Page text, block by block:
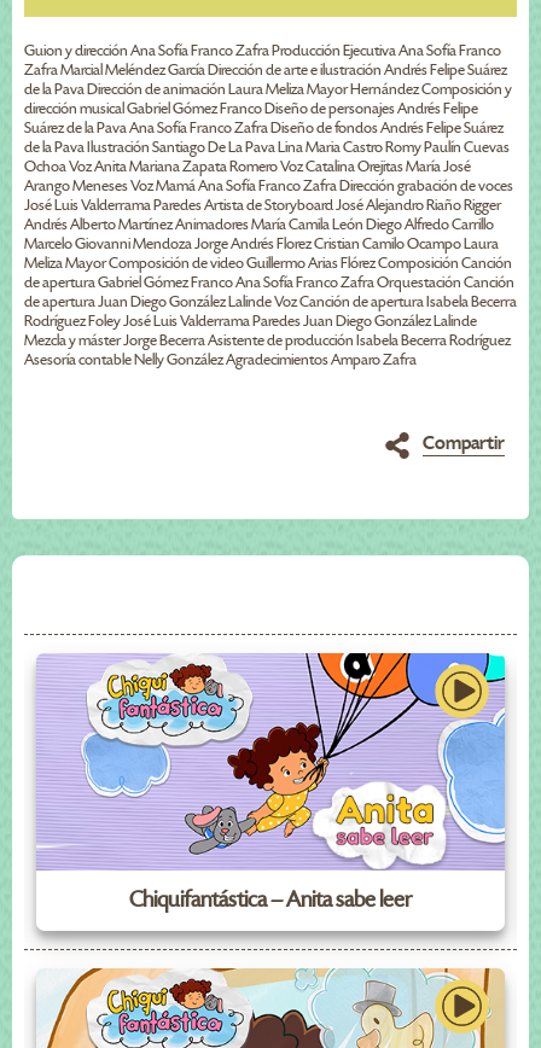
Guion y dirección Ana Sofía Franco Zafra Producción Ejecutiva Ana Sofía Franco
Zafra Marcial Meléndez García Dirección de arte e ilustración Andrés Felipe Suárez
de la Pava Dirección de animación Laura Meliza Mayor Hernández Composición y
dirección musical Gabriel Gómez Franco Diseño de personajes Andrés Felipe
Suárez de la Pava Ana Sofía Franco Zafra Diseño de fondos Andrés Felipe Suárez
de la Pava Ilustración Santiago De La Pava Lina Maria Castro Romy Paulín Cuevas
Ochoa Voz Anita Mariana Zapata Romero Voz Catalina Orejitas María José
Arango Meneses Voz Mamá Ana Sofía Franco Zafra Dirección grabación de voces
José Luis Valderrama Paredes Artista de Storyboard José Alejandro Riaño Rigger
Andrés Alberto Martínez Animadores María Camila León Diego Alfredo Carrillo
Marcelo Giovanni Mendoza Jorge Andrés Florez Cristian Camilo Ocampo Laura
Meliza Mayor Composición de video Guillermo Arias Flórez Composición Canción
de apertura Gabriel Gómez Franco Ana Sofía Franco Zafra Orquestación Canción
de apertura Juan Diego González Lalinde Voz Canción de apertura Isabela Becerra
Rodríguez Foley José Luis Valderrama Paredes Juan Diego González Lalinde
Mezcla y máster Jorge Becerra Asistente de producción Isabela Becerra Rodríguez
Asesoría contable Nelly González Agradecimientos Amparo Zafra
Compartir
Chiquifantástica – Anita sabe leer